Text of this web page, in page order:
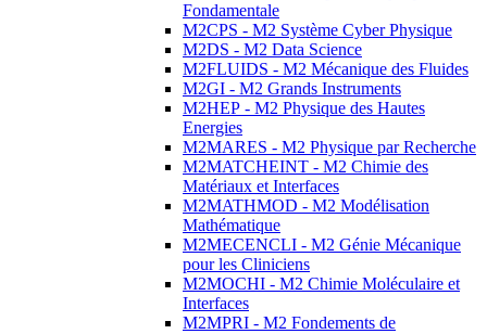
Fondamentale
M2CPS - M2 Système Cyber Physique
M2DS - M2 Data Science
M2FLUIDS - M2 Mécanique des Fluides
M2GI - M2 Grands Instruments
M2HEP - M2 Physique des Hautes
Energies
M2MARES - M2 Physique par Recherche
M2MATCHEINT - M2 Chimie des
Matériaux et Interfaces
M2MATHMOD - M2 Modélisation
Mathématique
M2MECENCLI - M2 Génie Mécanique
pour les Cliniciens
M2MOCHI - M2 Chimie Moléculaire et
Interfaces
M2MPRI - M2 Fondements de